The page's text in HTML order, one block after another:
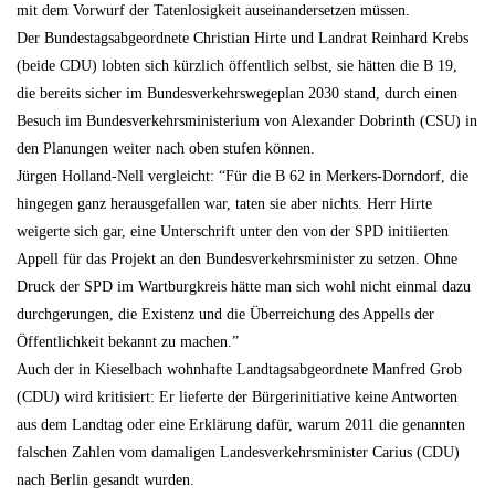
mit dem Vorwurf der Tatenlosigkeit auseinandersetzen müssen.
Der Bundestagsabgeordnete Christian Hirte und Landrat Reinhard Krebs
(beide CDU) lobten sich kürzlich öffentlich selbst, sie hätten die B 19,
die bereits sicher im Bundesverkehrswegeplan 2030 stand, durch einen
Besuch im Bundesverkehrsministerium von Alexander Dobrinth (CSU) in
den Planungen weiter nach oben stufen können.
Jürgen Holland-Nell vergleicht: “Für die B 62 in Merkers-Dorndorf, die
hingegen ganz herausgefallen war, taten sie aber nichts. Herr Hirte
weigerte sich gar, eine Unterschrift unter den von der SPD initiierten
Appell für das Projekt an den Bundesverkehrsminister zu setzen. Ohne
Druck der SPD im Wartburgkreis hätte man sich wohl nicht einmal dazu
durchgerungen, die Existenz und die Überreichung des Appells der
Öffentlichkeit bekannt zu machen.”
Auch der in Kieselbach wohnhafte Landtagsabgeordnete Manfred Grob
(CDU) wird kritisiert: Er lieferte der Bürgerinitiative keine Antworten
aus dem Landtag oder eine Erklärung dafür, warum 2011 die genannten
falschen Zahlen vom damaligen Landesverkehrsminister Carius (CDU)
nach Berlin gesandt wurden.